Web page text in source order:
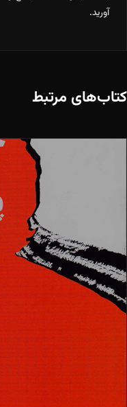
آورید.
کتاب‌های مرتبط